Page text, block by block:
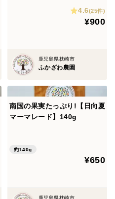
4.6(25件)
¥900
鹿児島県枕崎市
ふかざわ農園
南国の果実たっぷり!【日向夏
マーマレード】140g
約140g
¥650
鹿児島県枕崎市